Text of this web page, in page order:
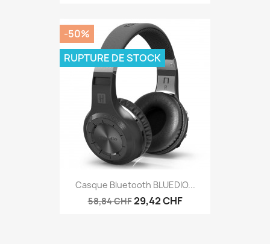
Casque Bluetooth BLUEDIO...
58,84 CHF29,42 CHF
-50%
RUPTURE DE STOCK